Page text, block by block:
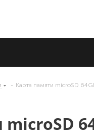
- Карта памяти microSD